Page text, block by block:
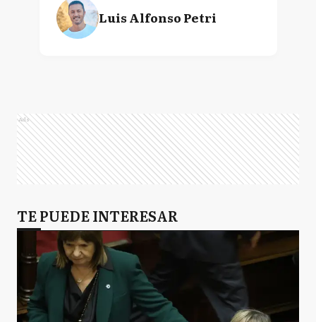
Luis Alfonso Petri
Ads
TE PUEDE INTERESAR